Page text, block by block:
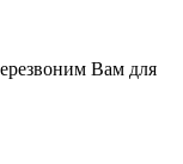
Вам для